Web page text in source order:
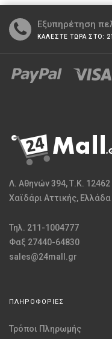
Εξυπηρέτηση
ΚΑΛΕΣΤΕ ΤΩΡΑ ΣΤΟ:
Λ. Αθηνών 394, Τ.Κ. 12462
Χαϊδάρι Αττικής, Ελλάδα
Τηλ. 211-1004777
Φαξ 27440-64830
sales@24mall.gr
ΠΛΗΡΟΦΟΡΙΕΣ
Τρόποι Πληρωμής